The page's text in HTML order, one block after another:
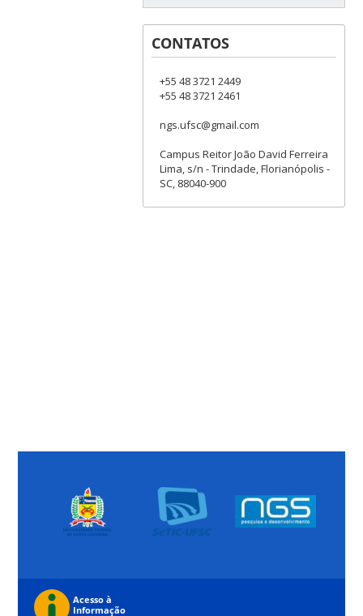
CONTATOS
+55 48 3721 2449
+55 48 3721 2461
ngs.ufsc@gmail.com
Campus Reitor João David Ferreira
Lima, s/n - Trindade, Florianópolis -
SC, 88040-900